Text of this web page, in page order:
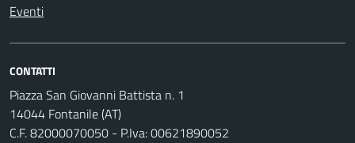
Eventi
CONTATTI
Piazza San Giovanni Battista n. 1
14044 Fontanile (AT)
C.F. 82000070050 - P.Iva: 00621890052